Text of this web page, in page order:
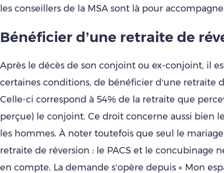
les conseillers de la MSA sont là pour
Bénéficier d’une retraite de
Après le décès de son conjoint ou ex-conjoint, il
certaines conditions, de bénéficier d’une retraite
Celle-ci correspond à 54% de la retraite que
perçue) le conjoint. Ce droit concerne aussi bien
les hommes. À noter toutefois que seul le
retraite de réversion : le PACS et le concubinage
en compte. La demande s’opère depuis « Mon